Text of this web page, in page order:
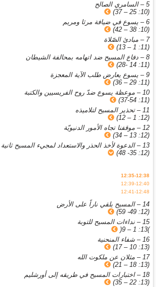
5 – السامري الصالح
(10: 25 – 37)
6 – يسوع في ضيافة مرثا ومريم
(10: 38 – 42)
7 – مبادئ الصّلاة
(11: 1 – 13)
8 – دفاع المسيح ضد اتهامه بمحالفة الشيطان
(11: 14 -28)
9 – يسوع يعارض طلب الآية المعجزة
(11: 29 – 36)
10 – موعظة يسوع ضدّ روح الفريسيين والكتبة
(11: 37-54)
11 – تحذير المسيح لتلاميذه
(12: 1 – 12)
12 – موقفنا تجاه الأمور الدنيويّة
(12: 13 – 34)
13 – الدعوة لأخذ الحذر والاستعداد لمجيء المسيح ثانية
(12: 35- 48)
12:35-12:38
12:39-12:40
12:41-12:48
14 – المسيح يلقي ناراً على الأرض
(12: 49- 59)
15 – نداءات المسيح للتوبة
)13: 1 – 9(
16 – شفاء المنحنية
(13: 10 – 17)
17 – مثلان عن ملكوت الله
(13: 18 – 21)
18 – اختبارات المسيح في طريقه إلى أورشليم
(13: 22 – 35)